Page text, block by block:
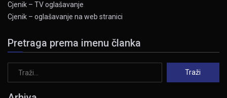
Cjenik – TV oglašavanje
Cjenik – oglašavanje na web stranici
Pretraga prema imenu članka